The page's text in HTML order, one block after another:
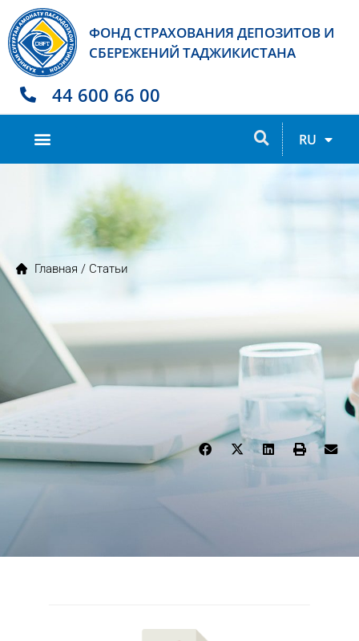
ФОНД СТРАХОВАНИЯ ДЕПОЗИТОВ И
СБЕРЕЖЕНИЙ ТАДЖИКИСТАНА
44 600 66 00
RU
EN
Главная / Статьи